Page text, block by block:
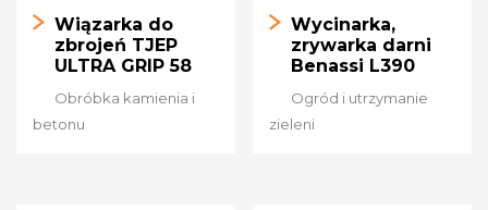
Wiązarka do
zbrojeń TJEP
ULTRA GRIP 58
Obróbka kamienia i
betonu
Wycinarka,
zrywarka darni
Benassi L390
Ogród i utrzymanie
zieleni